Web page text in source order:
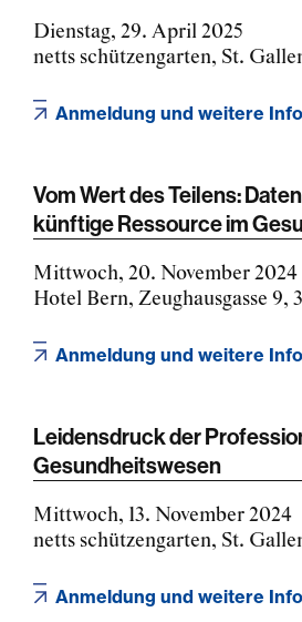
Dienstag, 29. April 2025
netts schützengarten, St.
Anmeldung und weitere
Vom Wert des Teilens:
künftige Ressource im
Mittwoch, 20. November 2024
Hotel Bern, Zeughausgasse 9,
Anmeldung und weitere
Leidensdruck der
Gesundheitswesen
Mittwoch, 13. November 2024
netts schützengarten, St.
Anmeldung und weitere